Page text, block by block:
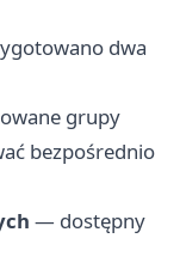
dwa
grupy
bezpośrednio
— dostępny